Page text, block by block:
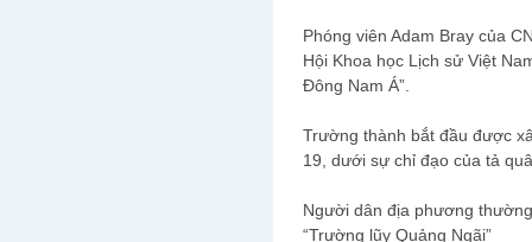
Phóng viên Adam Bray của
Hội Khoa học Lịch sử Việt
Đông Nam Á”.
Trường thành bắt đầu được
19, dưới sự chỉ đạo của tả
Người dân địa phương
“Trường lũy Quảng Ngãi”